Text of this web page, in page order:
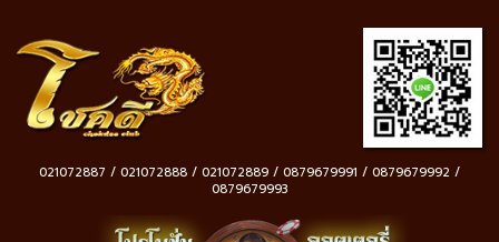
021072887 / 021072888 / 021072889 / 0879679991 / 0879679992 /
0879679993